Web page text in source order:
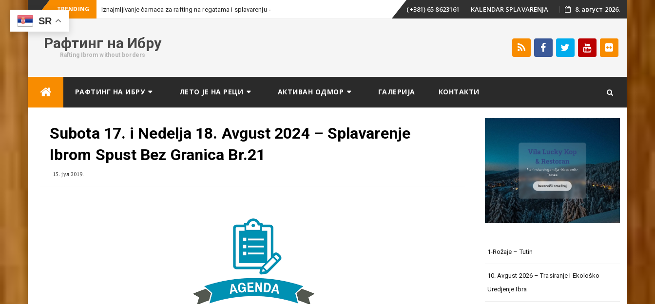
TRENDING Iznajmljivanje čamaca za rafting na regatama i splavarenju _ Skip
(+381) 65 8623161 KALENDAR SPLAVARENJA 8. август 2026.
Рафтинг на Ибру
Rafting Ibrom without borders
РАФТИНГ НА ИБРУ ЛЕТО ЈЕ НА РЕЦИ АКТИВАН ОДМОР ГАЛЕРИЈА КОНТАКТИ
Subota 17. i Nedelja 18. Avgust 2024 – Splavarenje
Ibrom Spust Bez Granica Br.21
15. јул 2019.
1-Rožaje – Tutin
10. Avgust 2026 – Trasiranje I Ekološko
Uredjenje Ibra
SR